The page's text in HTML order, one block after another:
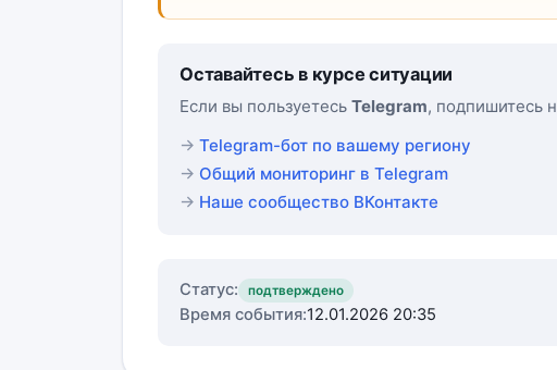
Оставайтесь в курсе ситуации
Если вы пользуетесь Telegram, подпишитесь
Telegram-бот по вашему региону
Общий мониторинг в Telegram
Наше сообщество ВКонтакте
Статус: подтверждено
Время события:12.01.2026 20:35